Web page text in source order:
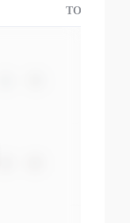
TOP3交易国